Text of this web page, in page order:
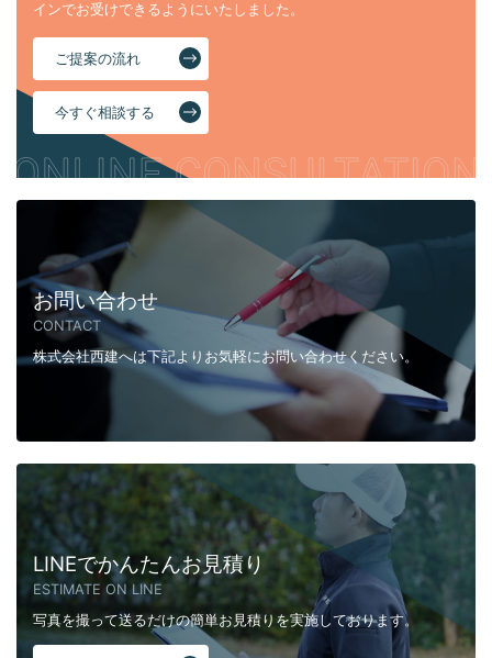
インでお受けできるようにいたしました。
ご提案の流れ
今すぐ相談する
お問い合わせ
CONTACT
株式会社西建へは下記よりお気軽にお問い合わせください。
LINEでかんたんお見積り
ESTIMATE ON LINE
写真を撮って送るだけの簡単お見積りを実施しております。